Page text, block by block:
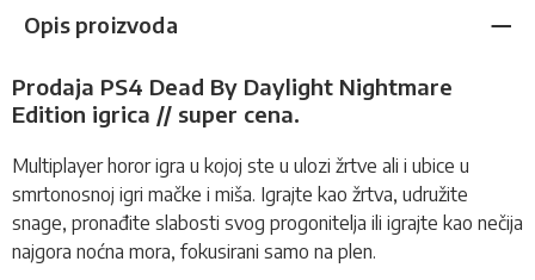
Opis proizvoda
Prodaja PS4 Dead By Daylight Nightmare
Edition igrica // super cena.
Multiplayer horor igra u kojoj ste u ulozi žrtve ali i ubice u
smrtonosnoj igri mačke i miša. Igrajte kao žrtva, udružite
snage, pronađite slabosti svog progonitelja ili igrajte kao nečija
najgora noćna mora, fokusirani samo na plen.